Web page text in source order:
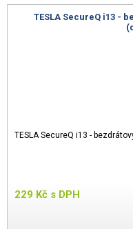
TESLA SecureQ i13 -
TESLA SecureQ i13 -
229 Kč s DPH